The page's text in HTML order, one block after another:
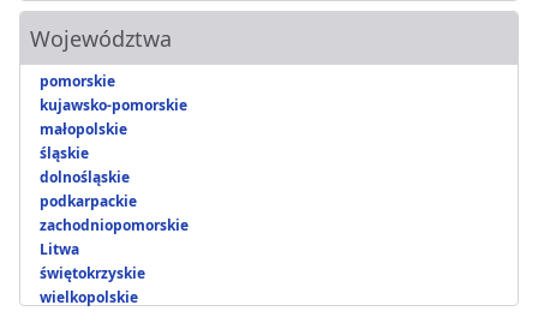
Województwa
pomorskie
kujawsko-pomorskie
małopolskie
śląskie
dolnośląskie
podkarpackie
zachodniopomorskie
Litwa
świętokrzyskie
wielkopolskie